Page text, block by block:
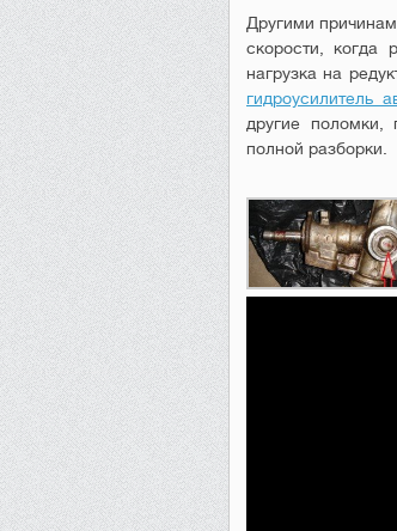
Другими
скорости, когда
нагрузка на
гидроусилитель
другие поломки,
полной разборки.